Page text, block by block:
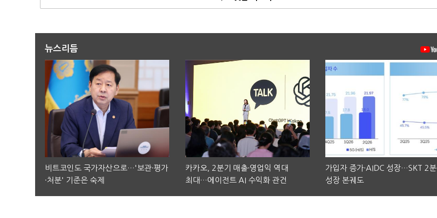
뉴스리듬
비트코인도 국가자산으로…'보관·평가
·처분' 기준은 숙제
카카오, 2분기 매출·영업익 역대
최대…에이전트 AI 수익화 관건
가입자 증가·AIDC 성장…SKT 2
성장 본궤도